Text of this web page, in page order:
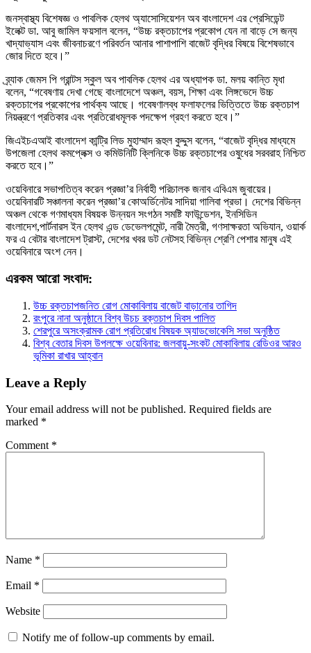
জনস্বাস্থ্য বিশেষজ্ঞ ও পাবলিক হেলথ অ্যাসোসিয়েশন অব বাংলাদেশ এর প্রেসিডেন্ট
ইলেক্ট ডা. আবু জামিল ফয়সাল বলেন, “উচ্চ রক্তচাপের প্রকোপ যেন না বাড়ে সে জন্য
খাদ্যাভ্যাস এবং জীবনাচরণে পরিবর্তন আনার পাশাপাশি বাজেট বৃদ্ধির বিষয়ে বিশেষভাবে
জোর দিতে হবে।”
ব্র্যাক জেমস পি গ্রান্টস স্কুল অব পাবলিক হেলথ এর অধ্যাপক ডা. মলয় কান্তি মৃধা
বলেন, “গবেষণায় দেখা গেছে বাংলাদেশে অঞ্চল, বয়স, শিক্ষা এবং লিঙ্গভেদে উচ্চ
রক্তচাপের প্রকোপের পার্থক্য আছে। গবেষণালব্ধ ফলাফলের ভিত্তিতে উচ্চ রক্তচাপ
নিয়ন্ত্রণে প্রতিকার এবং প্রতিরোধমূলক পদক্ষেপ গ্রহণ করতে হবে।”
জিএইচএআই বাংলাদেশ কান্ট্রি লিড মুহাম্মাদ রূহুল কুদ্দুস বলেন, “বাজেট বৃদ্ধির মাধ্যমে
উপজেলা হেলথ কমপ্লেক্স ও কমিউনিটি ক্লিনিকে উচ্চ রক্তচাপের ওষুধের সরবরাহ নিশ্চিত
করতে হবে।”
ওয়েবিনারে সভাপতিত্ব করেন প্রজ্ঞা’র নির্বাহী পরিচালক জনাব এবিএম জুবায়ের।
ওয়েবিনারটি সঞ্চালনা করেন প্রজ্ঞা’র কোঅর্ডিনেটর সাদিয়া গালিবা প্রভা। দেশের বিভিন্ন
অঞ্চল থেকে গণমাধ্যম বিষয়ক উন্নয়ন সংগঠন সমষ্টি ফাউন্ডেশন, ইনসিডিন
বাংলাদেশ,পার্টনারস ইন হেলথ এন্ড ডেভেলপমেন্ট, নারী মৈত্রী, গণসাক্ষরতা অভিযান, ওয়ার্ক
ফর এ বেটার বাংলাদেশ ট্রাস্ট, দেশের খবর ডট নেটসহ বিভিন্ন শ্রেণি পেশার মানুষ এই
ওয়েবিনারে অংশ নেন।
এরকম আরো সংবাদ:
উচ্চ রক্তচাপজনিত রোগ মোকাবিলায় বাজেট বাড়ানোর তাগিদ
রংপুরে নানা অনুষ্ঠানে বিশ্ব উচচ রক্তচাপ দিবস পালিত
শেরপুরে অসংক্রামক রোগ প্রতিরোধ বিষয়ক অ্যাডভোকেসি সভা অনুষ্ঠিত
বিশ্ব বেতার দিবস উপলক্ষে ওয়েবিনার: জলবায়ু-সংকট মোকাবিলায় রেডিওর আরও
ভূমিকা রাখার আহ্বান
Leave a Reply
Your email address will not be published. Required fields are
marked *
Comment *
Name *
Email *
Website
Notify me of follow-up comments by email.